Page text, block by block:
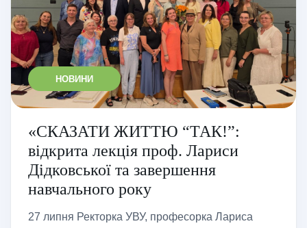
НОВИНИ
«СКАЗАТИ ЖИТТЮ “ТАК!”:
відкрита лекція проф. Лариси
Дідковської та завершення
навчального року
27 липня Ректорка УВУ, професорка Лариса